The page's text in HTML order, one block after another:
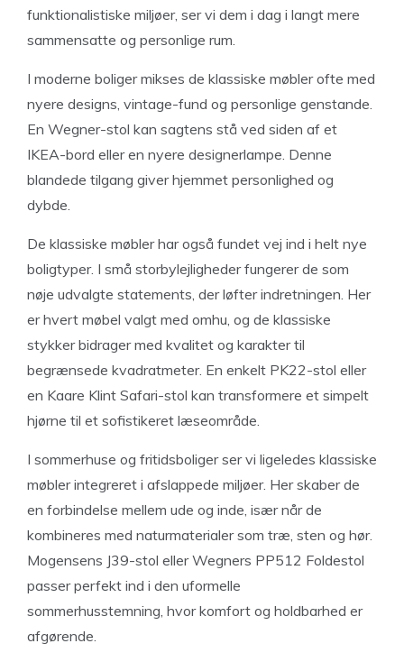
funktionalistiske miljøer, ser vi dem i dag i langt mere
sammensatte og personlige rum.
I moderne boliger mikses de klassiske møbler ofte med
nyere designs, vintage-fund og personlige genstande.
En Wegner-stol kan sagtens stå ved siden af et
IKEA-bord eller en nyere designerlampe. Denne
blandede tilgang giver hjemmet personlighed og
dybde.
De klassiske møbler har også fundet vej ind i helt nye
boligtyper. I små storbylejligheder fungerer de som
nøje udvalgte statements, der løfter indretningen. Her
er hvert møbel valgt med omhu, og de klassiske
stykker bidrager med kvalitet og karakter til
begrænsede kvadratmeter. En enkelt PK22-stol eller
en Kaare Klint Safari-stol kan transformere et simpelt
hjørne til et sofistikeret læseområde.
I sommerhuse og fritidsboliger ser vi ligeledes klassiske
møbler integreret i afslappede miljøer. Her skaber de
en forbindelse mellem ude og inde, især når de
kombineres med naturmaterialer som træ, sten og hør.
Mogensens J39-stol eller Wegners PP512 Foldestol
passer perfekt ind i den uformelle
sommerhusstemning, hvor komfort og holdbarhed er
afgørende.